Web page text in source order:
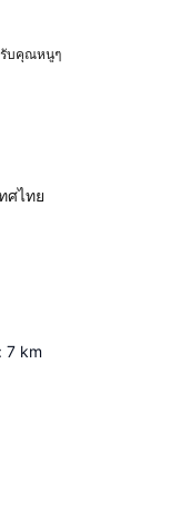
รับคุณหนูๆ
ศไทย
: 7 km